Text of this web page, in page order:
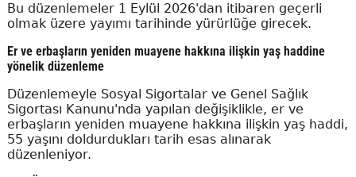
Bu düzenlemeler 1 Eylül 2026'dan itibaren geçerli
olmak üzere yayımı tarihinde yürürlüğe girecek.
Er ve erbaşların yeniden muayene hakkına ilişkin yaş haddine
yönelik düzenleme
Düzenlemeyle Sosyal Sigortalar ve Genel Sağlık
Sigortası Kanunu'nda yapılan değişiklikle, er ve
erbaşların yeniden muayene hakkına ilişkin yaş haddi,
55 yaşını doldurdukları tarih esas alınarak
düzenleniyor.